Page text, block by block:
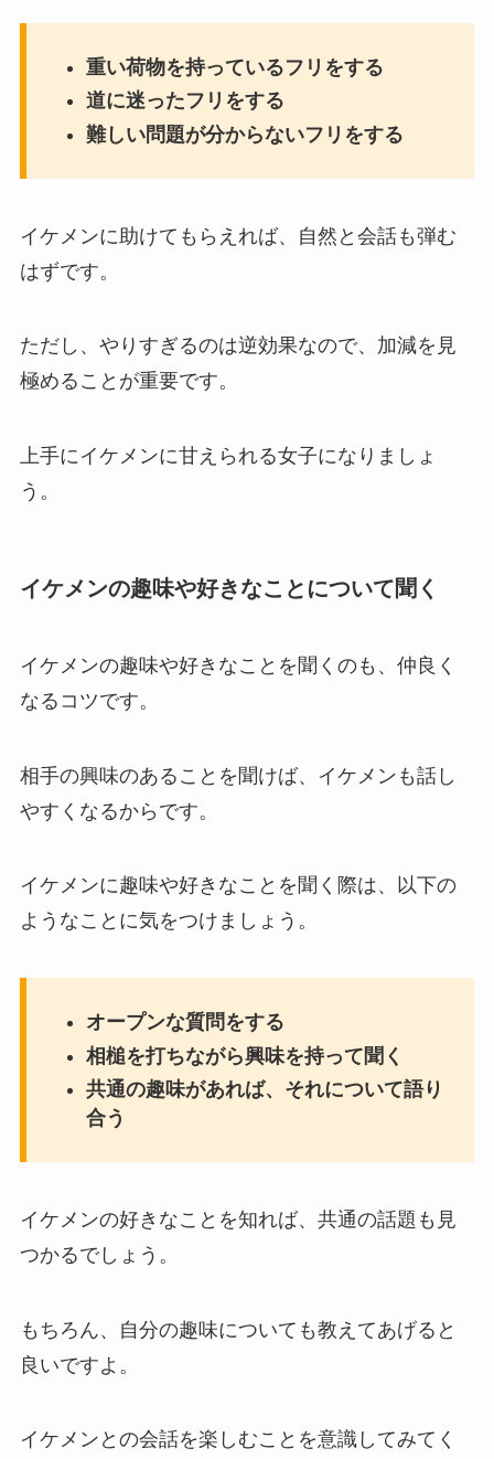
重い荷物を持っているフリをする
道に迷ったフリをする
難しい問題が分からないフリをする
イケメンに助けてもらえれば、自然と会話も弾む
はずです。
ただし、やりすぎるのは逆効果なので、加減を見
極めることが重要です。
上手にイケメンに甘えられる女子になりましょ
う。
イケメンの趣味や好きなことについて聞く
イケメンの趣味や好きなことを聞くのも、仲良く
なるコツです。
相手の興味のあることを聞けば、イケメンも話し
やすくなるからです。
イケメンに趣味や好きなことを聞く際は、以下の
ようなことに気をつけましょう。
オープンな質問をする
相槌を打ちながら興味を持って聞く
共通の趣味があれば、それについて語り
合う
イケメンの好きなことを知れば、共通の話題も見
つかるでしょう。
もちろん、自分の趣味についても教えてあげると
良いですよ。
イケメンとの会話を楽しむことを意識してみてく